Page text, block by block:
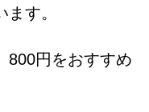
す。
800円をおすすめ